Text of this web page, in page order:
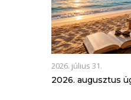
2026. július 31.
2026. augusztus